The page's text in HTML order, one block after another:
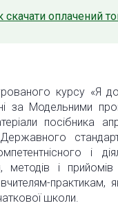
скачати оплачений
курсу «Я
за Модельними
посібника
і
методів і
практикам,
школи.